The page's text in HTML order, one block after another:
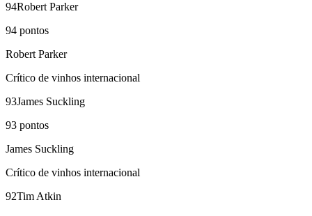
94Robert Parker
94 pontos
Robert Parker
Crítico de vinhos internacional
93James Suckling
93 pontos
James Suckling
Crítico de vinhos internacional
92Tim Atkin